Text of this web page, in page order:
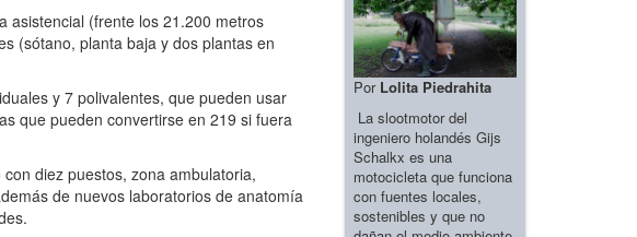
asistencial (frente los 21.200 metros
(sótano, planta baja y dos plantas en
y 7 polivalentes, que pueden usar
que pueden convertirse en 219 si fuera
diez puestos, zona ambulatoria,
de nuevos laboratorios de anatomía
Por Lolita Piedrahita
La slootmotor del
ingeniero holandés Gijs
Schalkx es una
motocicleta que funciona
con fuentes locales,
sostenibles y que no